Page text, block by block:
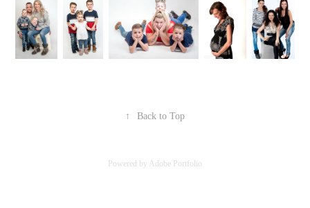
↑ Back to Top
Powered by Adobe Portfolio